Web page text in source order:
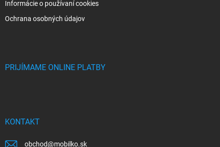
Informácie o používaní cookies
Ochrana osobných údajov
PRIJÍMAME ONLINE PLATBY
KONTAKT
obchod@mobilko.sk